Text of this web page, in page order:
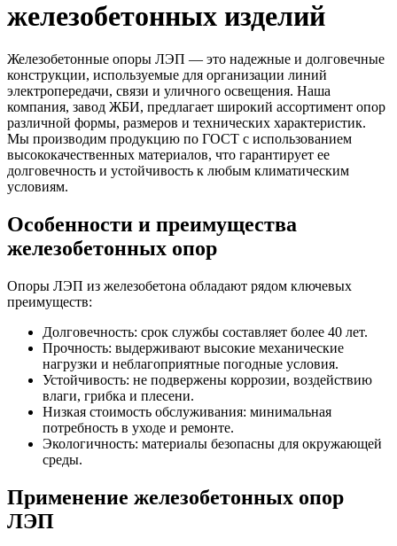
железобетонных изделий
Железобетонные опоры ЛЭП — это надежные и долговечные
конструкции, используемые для организации линий
электропередачи, связи и уличного освещения. Наша
компания, завод ЖБИ, предлагает широкий ассортимент опор
различной формы, размеров и технических характеристик.
Мы производим продукцию по ГОСТ с использованием
высококачественных материалов, что гарантирует ее
долговечность и устойчивость к любым климатическим
условиям.
Особенности и преимущества
железобетонных опор
Опоры ЛЭП из железобетона обладают рядом ключевых
преимуществ:
Долговечность: срок службы составляет более 40 лет.
Прочность: выдерживают высокие механические
нагрузки и неблагоприятные погодные условия.
Устойчивость: не подвержены коррозии, воздействию
влаги, грибка и плесени.
Низкая стоимость обслуживания: минимальная
потребность в уходе и ремонте.
Экологичность: материалы безопасны для окружающей
среды.
Применение железобетонных опор
ЛЭП